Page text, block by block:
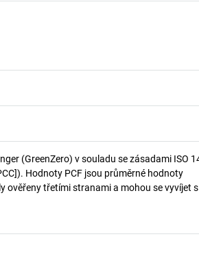
(GreenZero) v souladu se zásadami ISO
Hodnoty PCF jsou průměrné hodnoty
ověřeny třetími stranami a mohou se vyvíjet